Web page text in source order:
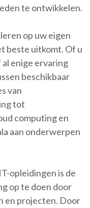
te ontwikkelen.
op uw eigen
beste uitkomt. Of u
enige ervaring
beschikbaar
van
tot
computing en
aan onderwerpen
opleidingen is de
op te doen door
en projecten. Door